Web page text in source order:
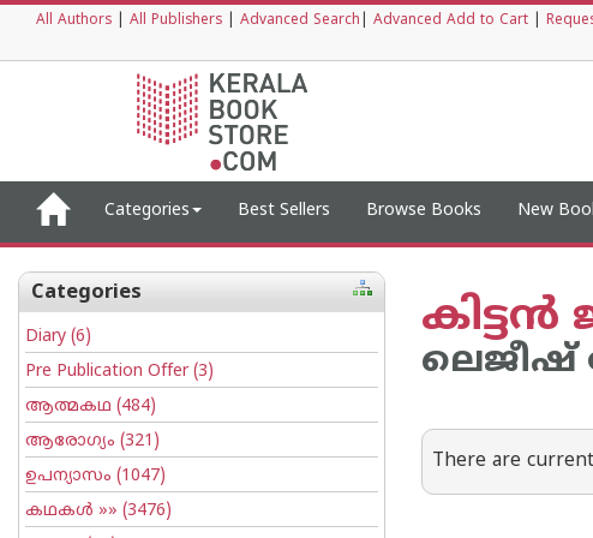
All Authors All Publishers Advanced Search Advanced Add to Cart
Categories Best Sellers Browse Books New
Categories
Diary (6)
Pre Publication Offer(3)
ആത്മകഥ (484)
ആരോഗ്യം (321)
ഉപന്യാസം (1047)
കഥകള്‍ »» (3476)
There are